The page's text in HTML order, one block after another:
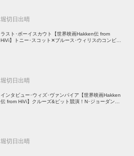
堀切日出晴
ラスト･ボーイスカウト【世界映画Hakken伝 from
HiVi】トニー･スコット✕ブルース･ウィリスのコンビが
堀切日出晴
インタビュー･ウィズ･ヴァンパイア【世界映画Hakken
伝 from HiVi】クルーズ&ピット競演！N･ジョーダン監
堀切日出晴